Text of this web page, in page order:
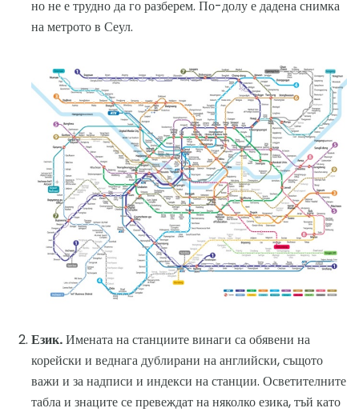
но не е трудно да го разберем. По-долу е дадена снимка
на метрото в Сеул.
Език.Имената на станциите винаги са обявени на
корейски и веднага дублирани на английски, същото
важи и за надписи и индекси на станции. Осветителните
табла и знаците се превеждат на няколко езика, тъй като